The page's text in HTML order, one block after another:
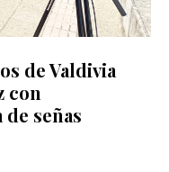
de Valdivia
con
señas